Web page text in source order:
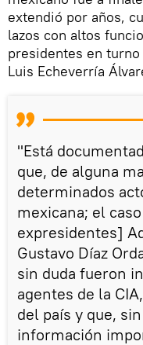
extendió por años,
lazos con altos
presidentes en turno
Luis Echeverría
"Está
que, de alguna
determinados
mexicana; el
expresidentes]
Gustavo Díaz
sin duda fueron
agentes de la
del país y que,
información